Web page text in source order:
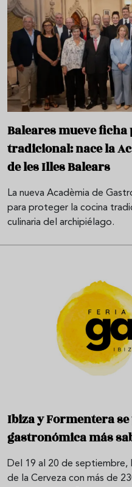
Baleares mueve
tradicional: nace la
de les Illes Balears
La nueva Acadèmia de
para proteger la cocina
culinaria del archipiélago.
Ibiza y Formentera
gastronómica más
Del 19 al 20 de septiembre,
de la Cerveza con más de